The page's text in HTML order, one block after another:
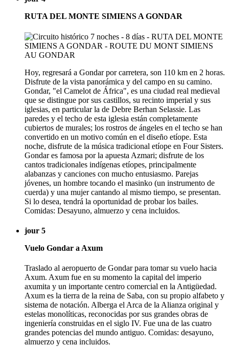
RUTA DEL MONTE SIMIENS A GONDAR
Hoy, regresará a Gondar por carretera, son 110 km en 2 horas.
Disfrute de la vista panorámica y del campo en su camino.
Gondar, "el Camelot de África", es una ciudad real medieval
que se distingue por sus castillos, su recinto imperial y sus
iglesias, en particular la de Debre Berhan Selassie. Las
paredes y el techo de esta iglesia están completamente
cubiertos de murales; los rostros de ángeles en el techo se han
convertido en un motivo común en el diseño etíope. Esta
noche, disfrute de la música tradicional etíope en Four Sisters.
Gondar es famosa por la apuesta Azmari; disfrute de los
cantos tradicionales indígenas etíopes, principalmente
alabanzas y canciones con mucho entusiasmo. Parejas
jóvenes, un hombre tocando el masinko (un instrumento de
cuerda) y una mujer cantando al mismo tiempo, se presentan.
Si lo desea, tendrá la oportunidad de probar los bailes.
Comidas: Desayuno, almuerzo y cena incluidos.
jour 5
Vuelo Gondar a Axum
Traslado al aeropuerto de Gondar para tomar su vuelo hacia
Axum. Axum fue en su momento la capital del imperio
axumita y un importante centro comercial en la Antigüedad.
Axum es la tierra de la reina de Saba, con su propio alfabeto y
sistema de notación. Alberga el Arca de la Alianza original y
estelas monolíticas, reconocidas por sus grandes obras de
ingeniería construidas en el siglo IV. Fue una de las cuatro
grandes potencias del mundo antiguo. Comidas: desayuno,
almuerzo y cena incluidos.